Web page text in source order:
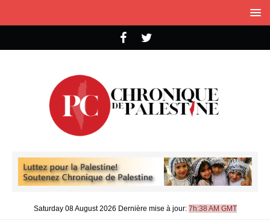
Saturday 08 August 2026 Dernière mise à jour: 7h:38 AM GMT